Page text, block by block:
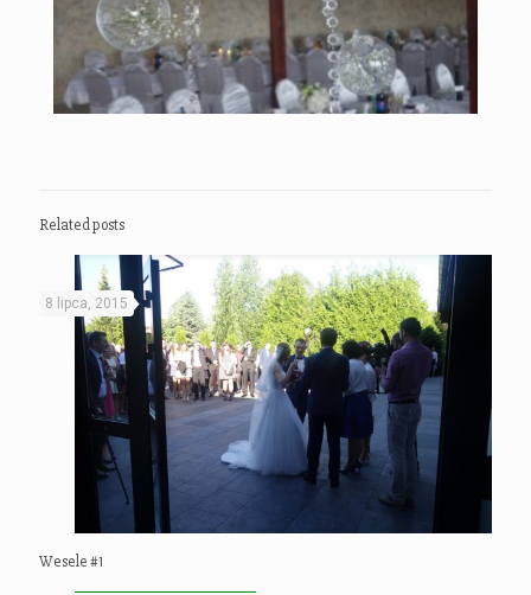
Related posts
8 lipca, 2015
Wesele #1